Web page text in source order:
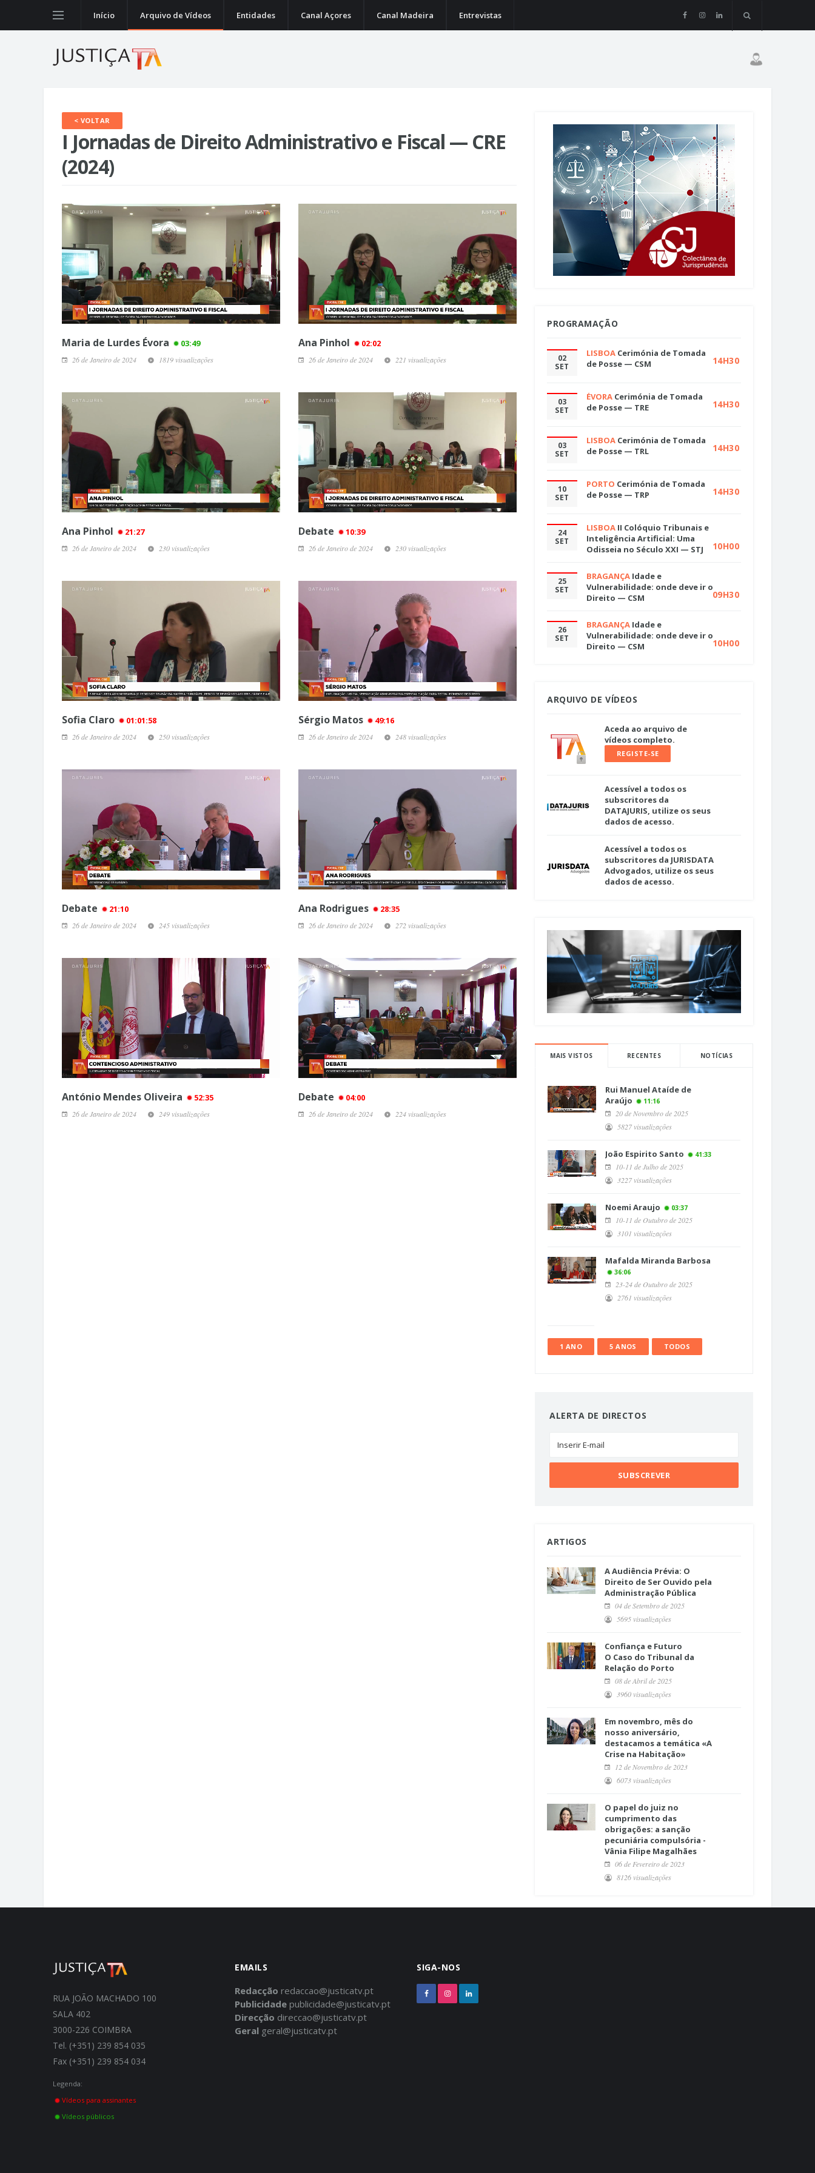
Início Arquivo de Vídeos Entidades Canal Açores Canal Madeira Entrevistas
< VOLTAR
I Jornadas de Direito Administrativo e Fiscal — CRE
(2024)
Maria de Lurdes Évora 03:49
26 de Janeiro de 2024 1819 visualizações
Ana Pinhol 02:02
26 de Janeiro de 2024 221 visualizações
Ana Pinhol 21:27
26 de Janeiro de 2024 230 visualizações
Debate 10:39
26 de Janeiro de 2024 230 visualizações
Sofia Claro 01:01:58
26 de Janeiro de 2024 250 visualizações
Sérgio Matos 49:16
26 de Janeiro de 2024 248 visualizações
Debate 21:10
26 de Janeiro de 2024 245 visualizações
Ana Rodrigues 28:35
26 de Janeiro de 2024 272 visualizações
António Mendes Oliveira 52:35
26 de Janeiro de 2024 249 visualizações
Debate 04:00
26 de Janeiro de 2024 224 visualizações
PROGRAMAÇÃO
02
SET
LISBOA Cerimónia de Tomada
de Posse — CSM
14H30
03
SET
ÉVORA Cerimónia de Tomada
de Posse — TRE
14H30
03
SET
LISBOA Cerimónia de Tomada
de Posse — TRL
14H30
10
SET
PORTO Cerimónia de Tomada
de Posse — TRP
14H30
24
SET
LISBOA II Colóquio Tribunais e
Inteligência Artificial: Uma
Odisseia no Século XXI — STJ
10H00
25
SET
BRAGANÇA Idade e
Vulnerabilidade: onde deve ir o
Direito — CSM
09H30
26
SET
BRAGANÇA Idade e
Vulnerabilidade: onde deve ir o
Direito — CSM
10H00
ARQUIVO DE VÍDEOS
Aceda ao arquivo de
vídeos completo.
REGISTE-SE
Acessível a todos os
subscritores da
DATAJURIS, utilize os seus
dados de acesso.
Acessível a todos os
subscritores da JURISDATA
Advogados, utilize os seus
dados de acesso.
MAIS VISTOS RECENTES NOTÍCIAS
Rui Manuel Ataíde de
Araújo
11:16
20 de Novembro de 2025
5827 visualizações
João Espirito Santo 41:33
10-11 de Julho de 2025
3227 visualizações
Noemi Araujo 03:37
10-11 de Outubro de 2025
3101 visualizações
Mafalda Miranda Barbosa
36:06
23-24 de Outubro de 2025
2761 visualizações
1 ANO 5 ANOS TODOS
ALERTA DE DIRECTOS
ARTIGOS
A Audiência Prévia: O
Direito de Ser Ouvido pela
Administração Pública
04 de Setembro de 2025
5695 visualizações
Confiança e Futuro
O Caso do Tribunal da
Relação do Porto
08 de Abril de 2025
3960 visualizações
Em novembro, mês do
nosso aniversário,
destacamos a temática «A
Crise na Habitação»
12 de Novembro de 2023
6073 visualizações
O papel do juiz no
cumprimento das
obrigações: a sanção
pecuniária compulsória -
Vânia Filipe Magalhães
06 de Fevereiro de 2023
8126 visualizações
RUA JOÃO MACHADO 100
SALA 402
3000-226 COIMBRA
Tel. (+351) 239 854 035
Fax (+351) 239 854 034
Legenda:
Vídeos para assinantes
Vídeos públicos
EMAILS
Redacção redaccao@justicatv.pt
Publicidade publicidade@justicatv.pt
Direcção direccao@justicatv.pt
Geral geral@justicatv.pt
SIGA-NOS